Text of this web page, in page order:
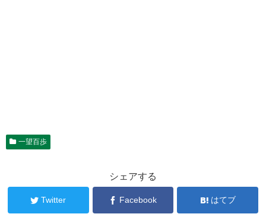
一望百歩
シェアする
Twitter Facebook はてブ